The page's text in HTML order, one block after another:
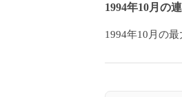
1994年10月の
1994年10月の